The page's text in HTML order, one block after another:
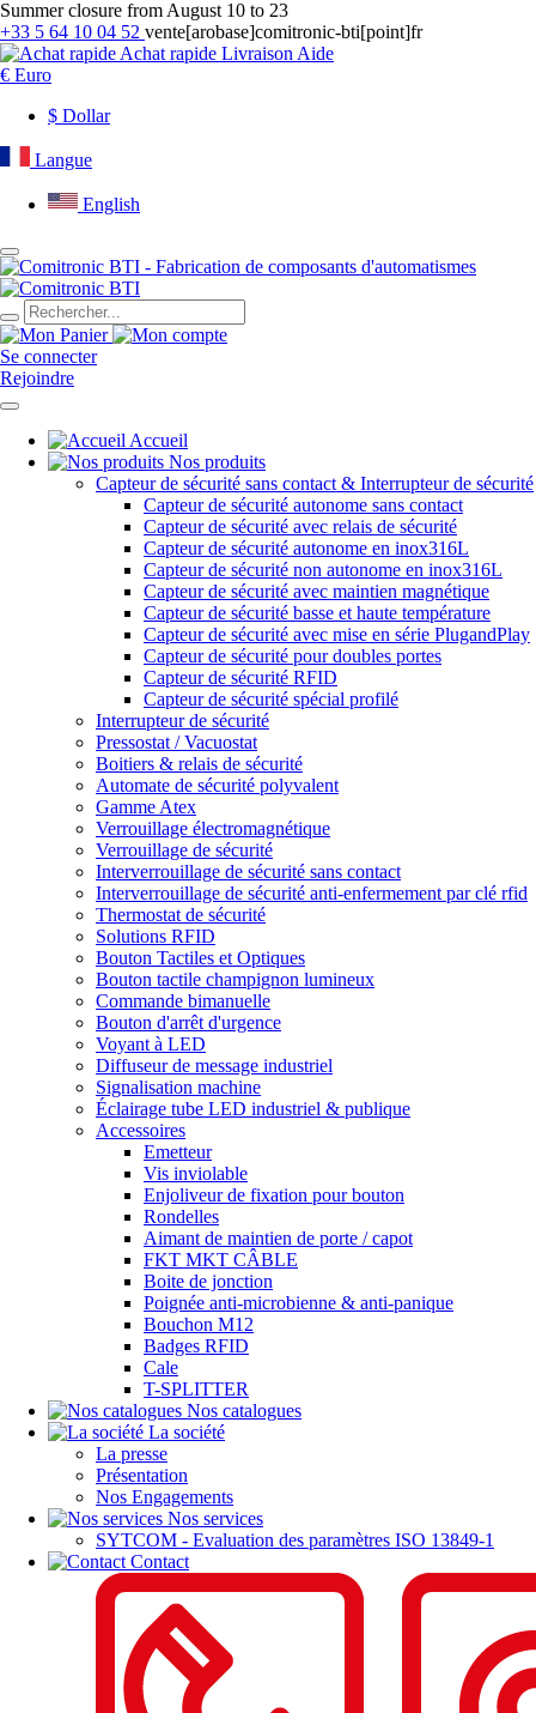
Summer closure from August 10 to 23
+33 5 64 10 04 52 vente[arobase]comitronic-bti[point]fr
Achat rapide Livraison Aide
€ Euro
$ Dollar
Langue
English
Se connecter
Rejoindre
Accueil
Nos produits
Capteur de sécurité sans contact & Interrupteur de sécurité
Capteur de sécurité autonome sans contact
Capteur de sécurité avec relais de sécurité
Capteur de sécurité autonome en inox316L
Capteur de sécurité non autonome en inox316L
Capteur de sécurité avec maintien magnétique
Capteur de sécurité basse et haute température
Capteur de sécurité avec mise en série PlugandPlay
Capteur de sécurité pour doubles portes
Capteur de sécurité RFID
Capteur de sécurité spécial profilé
Interrupteur de sécurité
Pressostat / Vacuostat
Boitiers & relais de sécurité
Automate de sécurité polyvalent
Gamme Atex
Verrouillage électromagnétique
Verrouillage de sécurité
Interverrouillage de sécurité sans contact
Interverrouillage de sécurité anti-enfermement par clé rfid
Thermostat de sécurité
Solutions RFID
Bouton Tactiles et Optiques
Bouton tactile champignon lumineux
Commande bimanuelle
Bouton d'arrêt d'urgence
Voyant à LED
Diffuseur de message industriel
Signalisation machine
Éclairage tube LED industriel & publique
Accessoires
Emetteur
Vis inviolable
Enjoliveur de fixation pour bouton
Rondelles
Aimant de maintien de porte / capot
FKT MKT CÂBLE
Boite de jonction
Poignée anti-microbienne & anti-panique
Bouchon M12
Badges RFID
Cale
T-SPLITTER
Nos catalogues
La société
La presse
Présentation
Nos Engagements
Nos services
SYTCOM - Evaluation des paramètres ISO 13849-1
Contact